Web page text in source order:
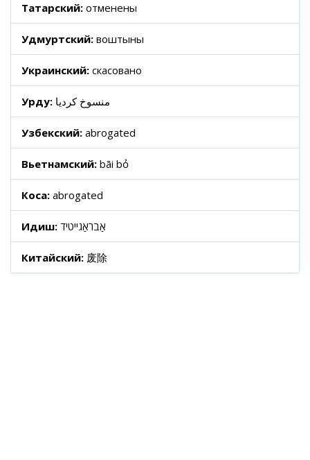
Татарский: отменены
Удмуртский: воштыны
Украинский: скасовано
Урду: منسوخ کردیا
Узбекский: abrogated
Вьетнамский: bãi bỏ
Коса: abrogated
Идиш: אַבראַגייטיד
Китайский: 废除